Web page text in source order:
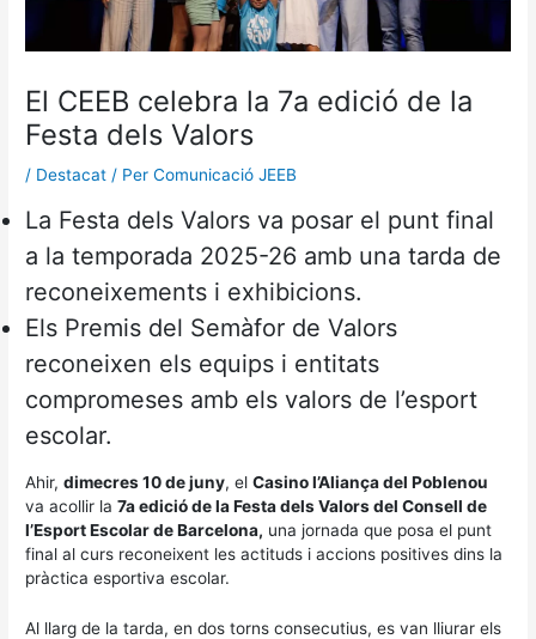
El CEEB celebra la 7a edició de la
Festa dels Valors
/ Destacat / Per Comunicació JEEB
La Festa dels Valors va posar el punt final
a la temporada 2025-26 amb una tarda de
reconeixements i exhibicions.
Els Premis del Semàfor de Valors
reconeixen els equips i entitats
compromeses amb els valors de l’esport
escolar.
Ahir,dimecres 10 de juny, elCasino l’Aliança del Poblenou
va acollir la7a edició de la Festa dels Valors del Consell de
l’Esport Escolar de Barcelona, una jornada que posa el punt
final al curs reconeixent les actituds i accions positives dins la
pràctica esportiva escolar.
Al llarg de la tarda, en dos torns consecutius, es van lliurar els